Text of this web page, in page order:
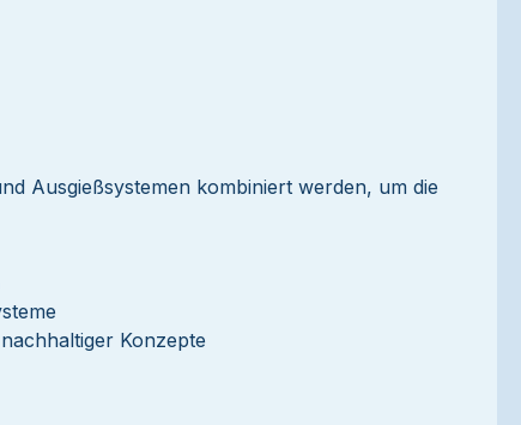
Ausgießsystemen kombiniert werden, um die
Konzepte